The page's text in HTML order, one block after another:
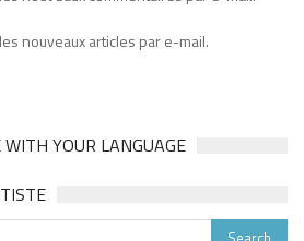
nouveaux articles par e-mail.
YOUR LANGUAGE